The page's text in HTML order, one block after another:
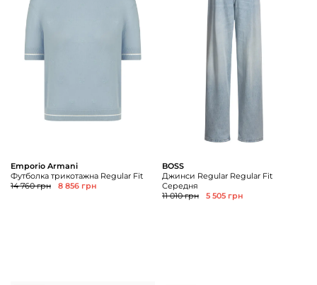
Про нас
Доставка та
Новини
Повернення
та обмін
Відкуки про
Питання та
відповіді
Palmira Club
Emporio Armani
Футболка трикотажна Regular Fit
14 760 грн
8 856 грн
BOSS
Джинси Regular Regular Fit
Середня
11 010 грн
5 505 грн